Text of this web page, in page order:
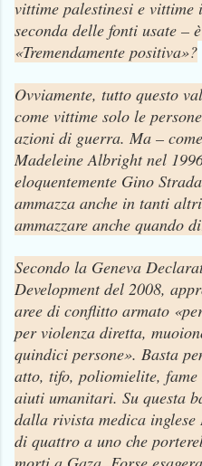
vittime palestinesi e
seconda delle fonti usate –
«Tremendamente positiva»?
Ovviamente, tutto questo
come vittime solo le
azioni di guerra. Ma –
Madeleine Albright nel
eloquentemente Gino
ammazza anche in tanti
ammazzare anche quando
Secondo la Geneva
Development del 2008,
aree di conflitto armato
per violenza diretta,
quindici persone». Basta
atto, tifo, poliomielite,
aiuti umanitari. Su questa
dalla rivista medica
di quattro a uno che